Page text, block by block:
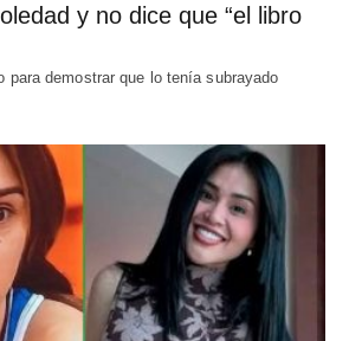
y no dice que “el libro
para demostrar que lo tenía subrayado